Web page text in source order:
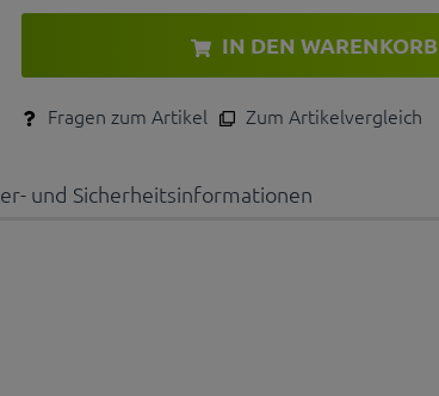
IN DEN WARENKORB
Fragen zum Artikel Zum Artikelvergleich
und Sicherheitsinformationen